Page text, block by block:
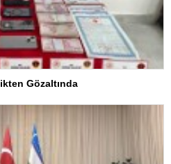
Gözaltında